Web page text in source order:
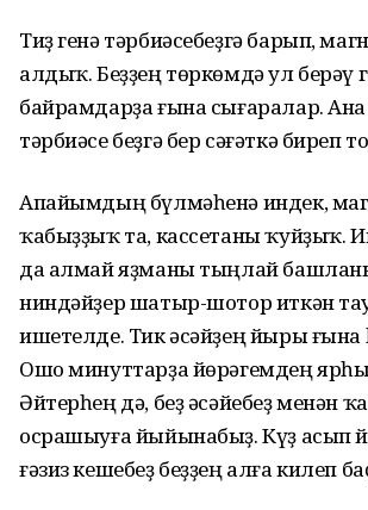
Тиҙ генә тәрбиәсебеҙгә барып,
алдыҡ. Беҙҙең төркөмдә ул берәү
байрамдарҙа ғына сығаралар.
тәрбиәсе беҙгә бер сәғәткә биреп
Апайымдың бүлмәһенә индек,
ҡабыҙҙыҡ та, кассетаны ҡуйҙыҡ.
да алмай яҙманы тыңлай
ниндәйҙер шатыр-шотор иткән
ишетелде. Тик әсәйҙең йыры
Ошо минуттарҙа йөрәгемдең
Әйтерһең дә, беҙ әсәйебеҙ менән
осрашыуға йыйынабыҙ. Күҙ асып
ғәзиз кешебеҙ беҙҙең алға килеп